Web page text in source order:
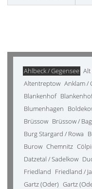
Ahlbeck / Gegensee Alt
Altentreptow Anklam /
Blankenhof
Blumenhagen
Brüssow Brüssow /
Burg Stargard / Rowa
Burow Chemnitz
Datzetal / Sadelkow
Friedland Friedland /
Gartz (Oder) Gartz